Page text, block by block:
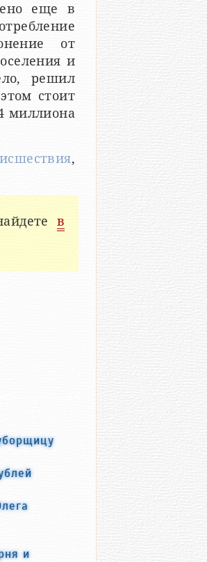
еще в
от
и
решил
стоит
миллиона
,
в
и